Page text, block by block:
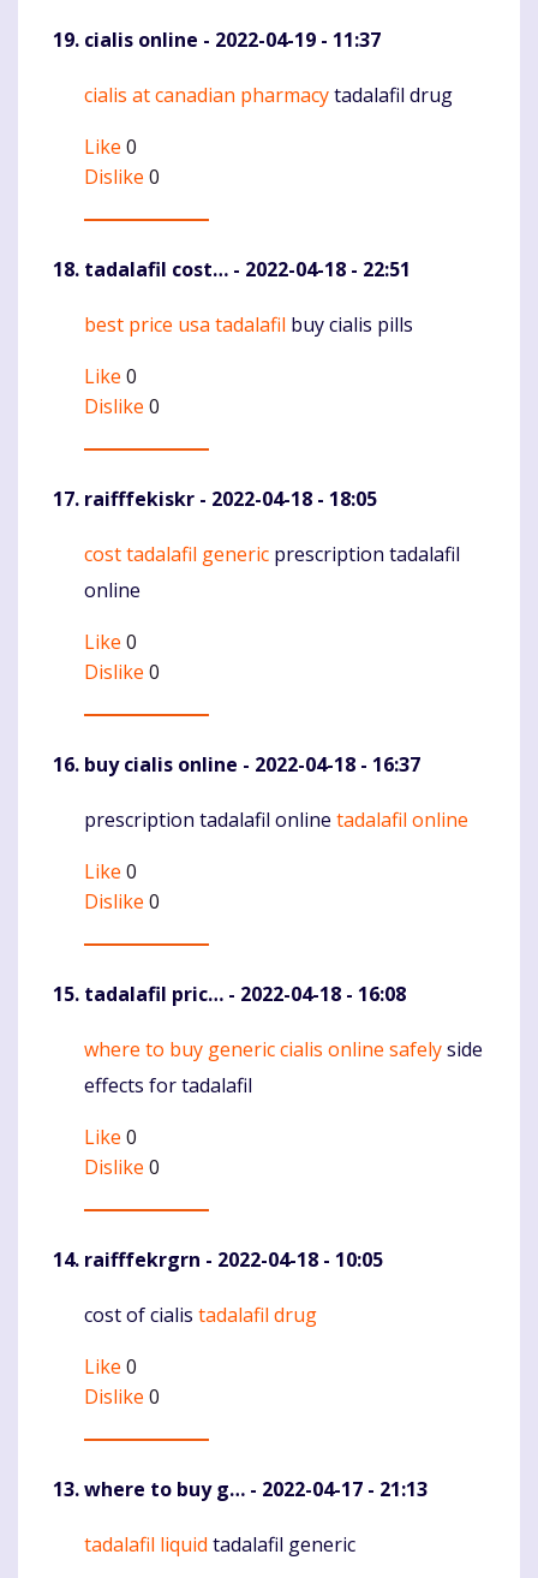
cialis online - 2022-04-19 - 11:37
Komentaras
cialis at canadian pharmacytadalafil drug
Like 0
Dislike 0
tadalafil cost… - 2022-04-18 - 22:51
Komentaras
best price usa tadalafil buy cialis pills
Like 0
Dislike 0
raifffekiskr - 2022-04-18 - 18:05
Komentaras
cost tadalafil generic prescription tadalafil
online
Like 0
Dislike 0
buy cialis online - 2022-04-18 - 16:37
Komentaras
prescription tadalafil online tadalafil online
Like 0
Dislike 0
tadalafil pric… - 2022-04-18 - 16:08
Komentaras
where to buy generic cialis online safelyside
effects for tadalafil
Like 0
Dislike 0
raifffekrgrn - 2022-04-18 - 10:05
Komentaras
cost of cialis tadalafil drug
Like 0
Dislike 0
where to buy g… - 2022-04-17 - 21:13
Komentaras
tadalafil liquid tadalafil generic